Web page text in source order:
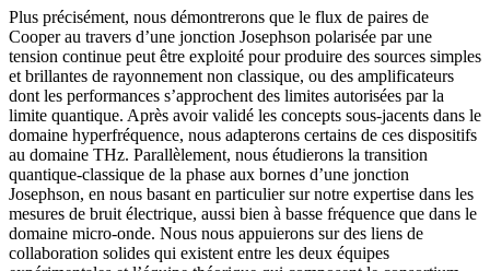
Plus précisément, nous démontrerons que le flux de paires de
Cooper au travers d’une jonction Josephson polarisée par une
tension continue peut être exploité pour produire des sources simples
et brillantes de rayonnement non classique, ou des amplificateurs
dont les performances s’approchent des limites autorisées par la
limite quantique. Après avoir validé les concepts sous-jacents dans le
domaine hyperfréquence, nous adapterons certains de ces dispositifs
au domaine THz. Parallèlement, nous étudierons la transition
quantique-classique de la phase aux bornes d’une jonction
Josephson, en nous basant en particulier sur notre expertise dans les
mesures de bruit électrique, aussi bien à basse fréquence que dans le
domaine micro-onde. Nous nous appuierons sur des liens de
collaboration solides qui existent entre les deux équipes